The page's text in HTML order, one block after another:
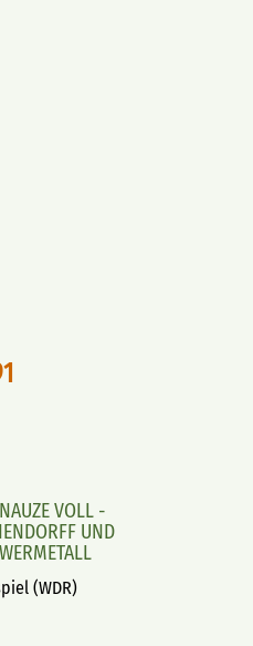
VOLL -
UND
(WDR)